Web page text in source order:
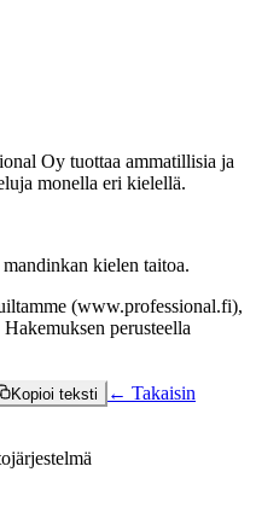
Oy tuottaa ammatillisia ja
monella eri kielellä.
kielen taitoa.
(www.professional.fi),
perusteella
Kopioi teksti
← Takaisin